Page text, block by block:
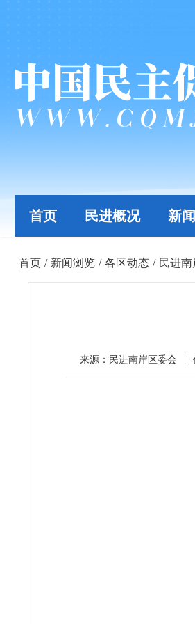
首页 民进概况 新
首页 / 新闻浏览 / 各区动态 / 民进
来源：民进南岸区委会